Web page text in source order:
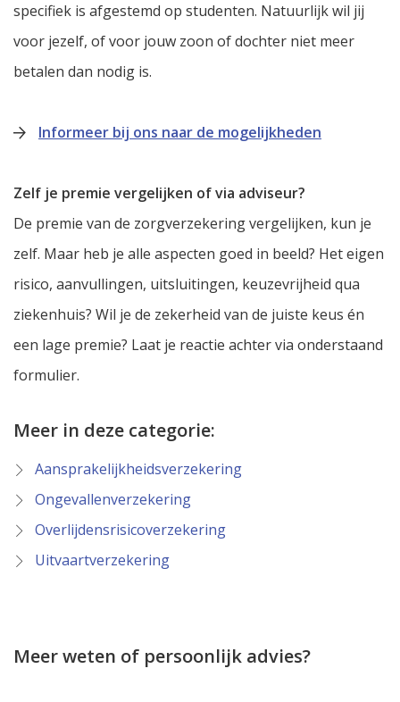
specifiek is afgestemd op studenten. Natuurlijk wil jij
voor jezelf, of voor jouw zoon of dochter niet meer
betalen dan nodig is.
Informeer bij ons naar de mogelijkheden
Zelf je premie vergelijken of via adviseur?
De premie van de zorgverzekering vergelijken, kun je
zelf. Maar heb je alle aspecten goed in beeld? Het eigen
risico, aanvullingen, uitsluitingen, keuzevrijheid qua
ziekenhuis? Wil je de zekerheid van de juiste keus én
een lage premie? Laat je reactie achter via onderstaand
formulier.
Meer in deze categorie:
Aansprakelijkheidsverzekering
Ongevallenverzekering
Overlijdensrisicoverzekering
Uitvaartverzekering
Meer weten of persoonlijk advies?